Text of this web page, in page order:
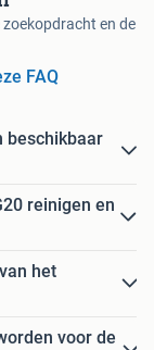
en de
FAQ
beschikbaar
reinigen en
het
voor de